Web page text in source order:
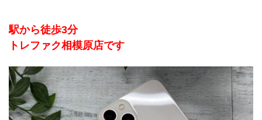
駅から徒歩3分
トレファク相模原店です